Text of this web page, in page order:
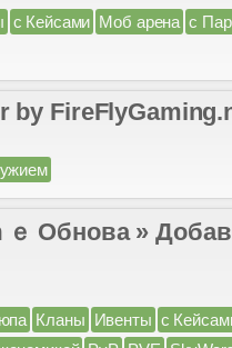
с Кейсами Моб арена с
by
ｅ Обнова »
Кланы Ивенты с